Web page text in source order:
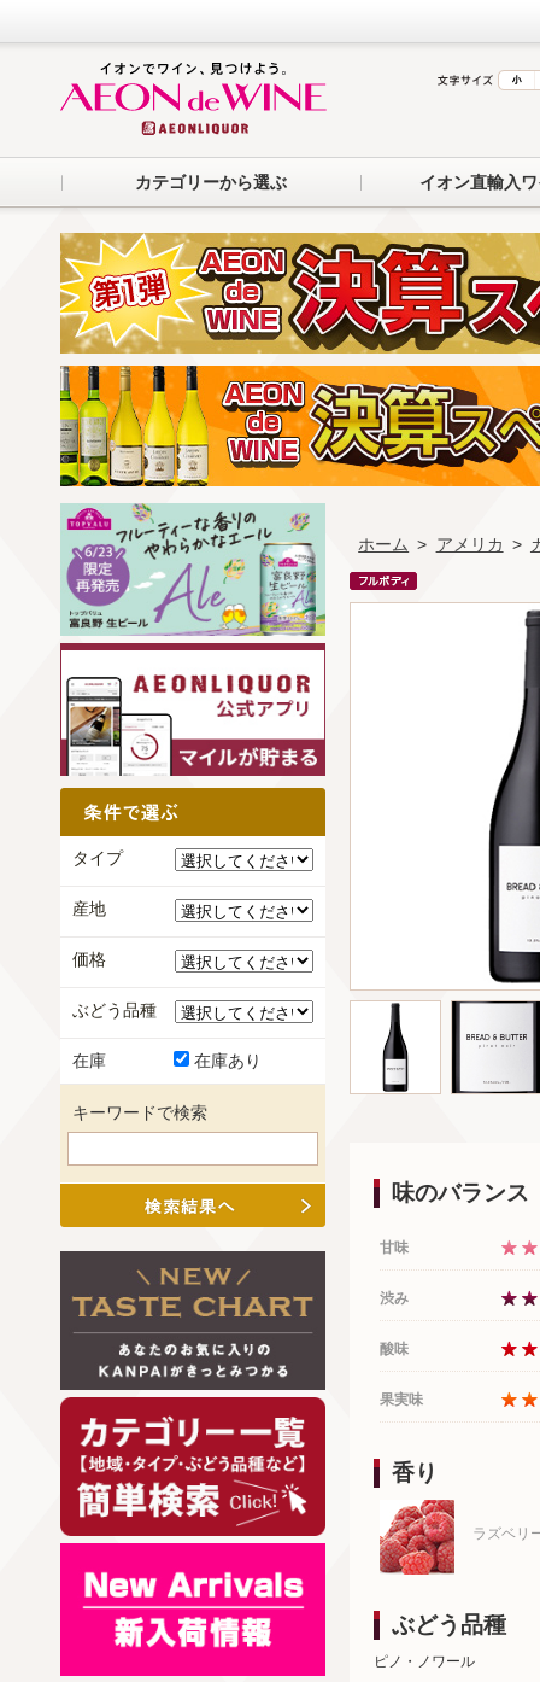
カテゴリーから選ぶ イオン直輸入
ホーム > アメリカ >
味のバランス
甘味
渋み
酸味
果実味
香り
ラズベリ
ぶどう品種
ピノ・ノワール
タイプ
産地
価格
ぶどう品種
在庫 在庫あり
キーワードで検索